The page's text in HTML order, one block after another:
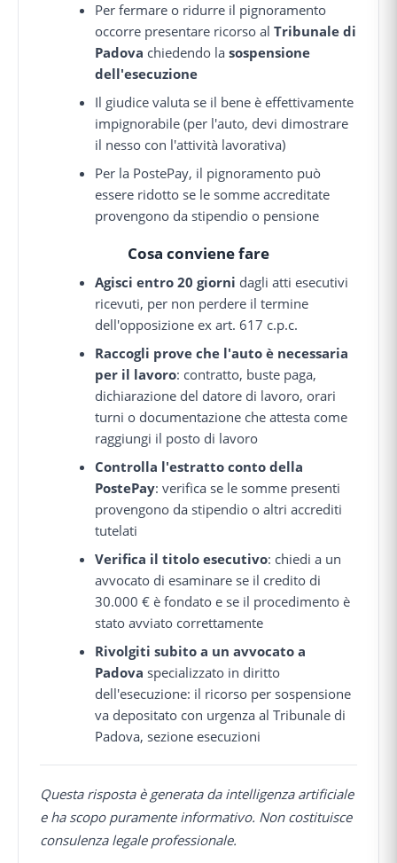
Per fermare o ridurre il pignoramento
occorre presentare ricorso alTribunale di
Padova chiedendo lasospensione
dell'esecuzione
Il giudice valuta se il bene è effettivamente
impignorabile (per l'auto, devi dimostrare
il nesso con l'attività lavorativa)
Per la PostePay, il pignoramento può
essere ridotto se le somme accreditate
provengono da stipendio o pensione
Cosa conviene fare
Agisci entro 20 giorni dagli atti esecutivi
ricevuti, per non perdere il termine
dell'opposizione ex art. 617 c.p.c.
Raccogli prove che l'auto è necessaria
per il lavoro: contratto, buste paga,
dichiarazione del datore di lavoro, orari
turni o documentazione che attesta come
raggiungi il posto di lavoro
Controlla l'estratto conto della
PostePay: verifica se le somme presenti
provengono da stipendio o altri accrediti
tutelati
Verifica il titolo esecutivo: chiedi a un
avvocato di esaminare se il credito di
30.000 € è fondato e se il procedimento è
stato avviato correttamente
Rivolgiti subito a un avvocato a
Padova specializzato in diritto
dell'esecuzione: il ricorso per sospensione
va depositato con urgenza al Tribunale di
Padova, sezione esecuzioni
Questa risposta è generata da intelligenza artificiale
e ha scopo puramente informativo. Non costituisce
consulenza legale professionale.